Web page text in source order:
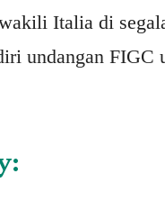
Italia di
undangan FIGC